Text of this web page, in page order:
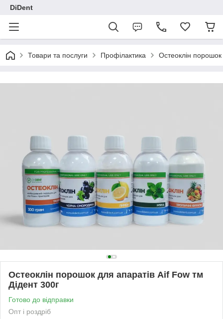
DiDent
Товари та послуги Профілактика Остеоклін
Остеоклін порошок для апаратів Aif Fow тм
Дідент 300г
Готово до відправки
Опт і роздріб